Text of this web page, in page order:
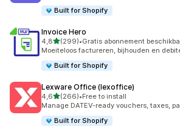
Built for Shopify
Invoice Hero
4,8van 5 sterren
(299)
299 recensies in totaal
•Gratis abonnement
Moeiteloos factureren, bijhouden en
Built for Shopify
Lexware Office (lexoffice)
4,6van 5 sterren
(266)
266 recensies in totaal
•Free to install
Manage DATEV-ready vouchers, taxes,
Built for Shopify